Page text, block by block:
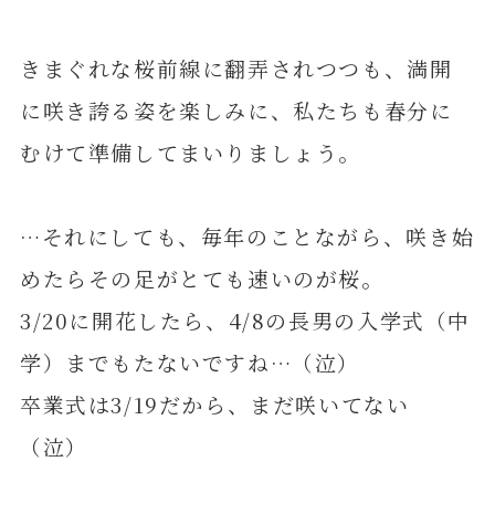
きまぐれな桜前線に翻弄されつつも、満開
に咲き誇る姿を楽しみに、私たちも春分に
むけて準備してまいりましょう。
…それにしても、毎年のことながら、咲き始
めたらその足がとても速いのが桜。
3/20に開花したら、4/8の長男の入学式（中
学）までもたないですね…（泣）
卒業式は3/19だから、まだ咲いてない
（泣）